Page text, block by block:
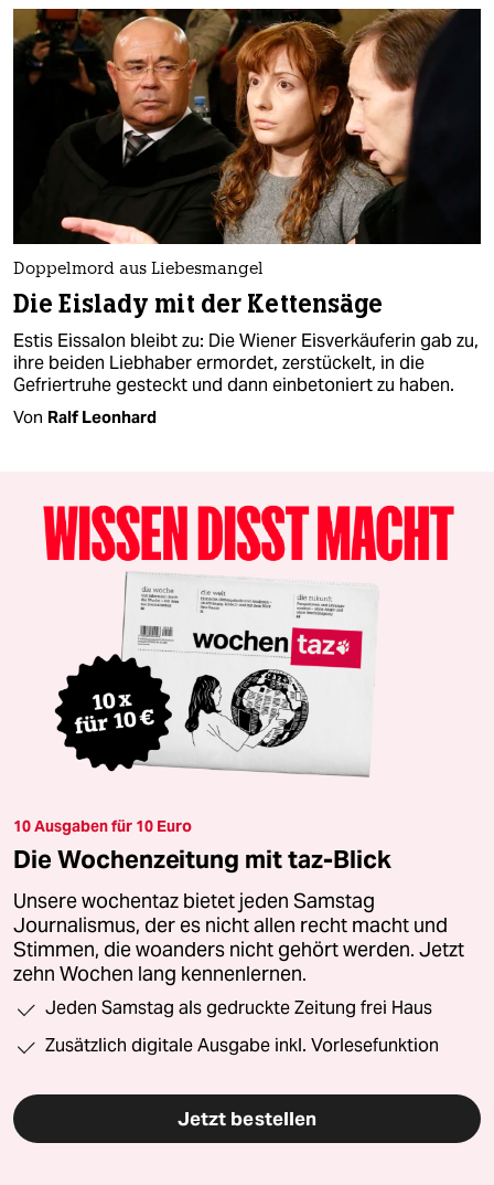
Doppelmord aus Liebesmangel
Die Eislady mit der Kettensäge
Estis Eissalon bleibt zu: Die Wiener Eisverkäuferin gab zu,
ihre beiden Liebhaber ermordet, zerstückelt, in die
Gefriertruhe gesteckt und dann einbetoniert zu haben.
Von Ralf Leonhard
10 Ausgaben für 10 Euro
Die Wochenzeitung mit taz-Blick
Unsere wochentaz bietet jeden Samstag
Journalismus, der es nicht allen recht macht und
Stimmen, die woanders nicht gehört werden. Jetzt
zehn Wochen lang kennenlernen.
Jeden Samstag als gedruckte Zeitung frei Haus
Zusätzlich digitale Ausgabe inkl. Vorlesefunktion
Jetzt bestellen